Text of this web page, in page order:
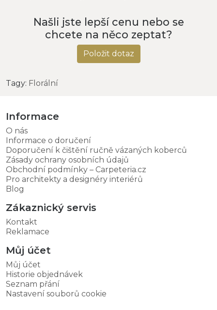
Našli jste lepší cenu nebo se
chcete na něco zeptat?
Položit dotaz
Tagy: Florální
Informace
O nás
Informace o doručení
Doporučení k čištění ručně vázaných koberců
Zásady ochrany osobních údajů
Obchodní podmínky – Carpeteria.cz
Pro architekty a designéry interiérů
Blog
Zákaznický servis
Kontakt
Reklamace
Můj účet
Můj účet
Historie objednávek
Seznam přání
Nastavení souborů cookie